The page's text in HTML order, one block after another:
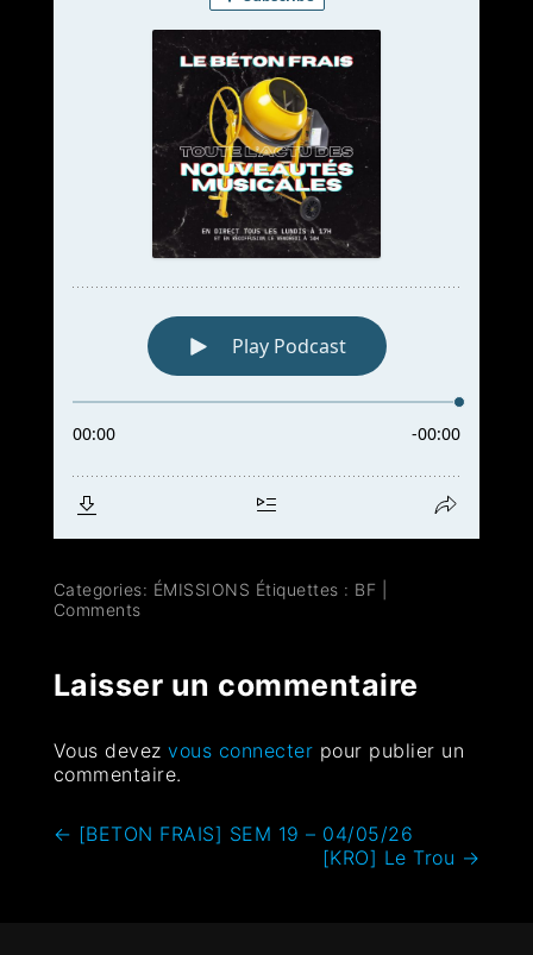
Categories: ÉMISSIONS Étiquettes : BF
Comments
Laisser un commentaire
Vous devezvous connecter pour publier un
commentaire.
← [BETON FRAIS] SEM 19 – 04/05/26
[KRO] Le Trou →